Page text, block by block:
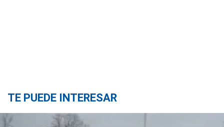
TE PUEDE INTERESAR